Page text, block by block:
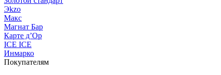
Эkzо
Макс
Магнат Бар
Карте д’Ор
ICE ICE
Инмарко
Покупателям